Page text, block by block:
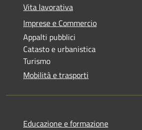
Vita lavorativa
Imprese e Commercio
Appalti pubblici
Catasto e urbanistica
Turismo
Mobilità e trasporti
Educazione e formazione